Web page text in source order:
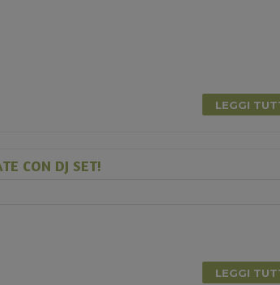
LEGGI
CON DJ SET!
LEGGI